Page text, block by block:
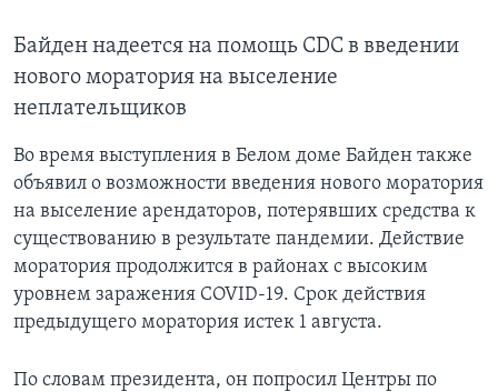
Байден надеется на помощь CDC в введении
нового моратория на выселение
неплательщиков
Во время выступления в Белом доме Байден также
объявил о возможности введения нового моратория
на выселение арендаторов, потерявших средства к
существованию в результате пандемии. Действие
моратория продолжится в районах с высоким
уровнем заражения COVID-19. Срок действия
предыдущего моратория истек 1 августа.
По словам президента, он попросил Центры по